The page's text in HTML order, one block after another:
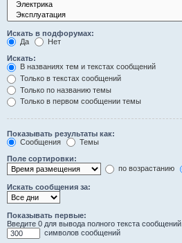
Искать в подфорумах:
Да
Нет
Искать:
В названиях тем и текстах сообщений
Только в текстах сообщений
Только по названию темы
Только в первом сообщении темы
Показывать результаты как:
Сообщения
Темы
Поле сортировки:
по возрастанию
Искать сообщения за:
Показывать первые:
Введите 0 для вывода полного текста сообщений.
символов сообщений